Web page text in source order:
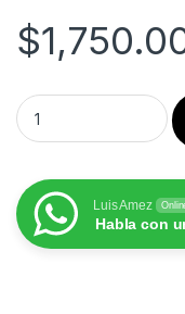
$
Lexus - IS | 200| 250|
Luis Amez
Habla con